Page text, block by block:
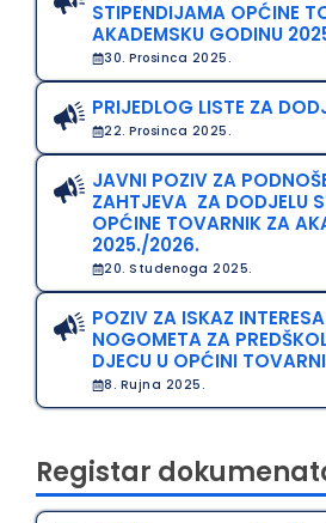
STIPENDIJAMA OPĆINE
AKADEMSKU GODINU
30. Prosinca 2025.
PRIJEDLOG LISTE ZA
22. Prosinca 2025.
JAVNI POZIV ZA
ZAHTJEVA ZA DODJELU
OPĆINE TOVARNIK ZA
2025./2026.
20. Studenoga 2025.
POZIV ZA ISKAZ
NOGOMETA ZA
DJECU U OPĆINI
8. Rujna 2025.
Registar